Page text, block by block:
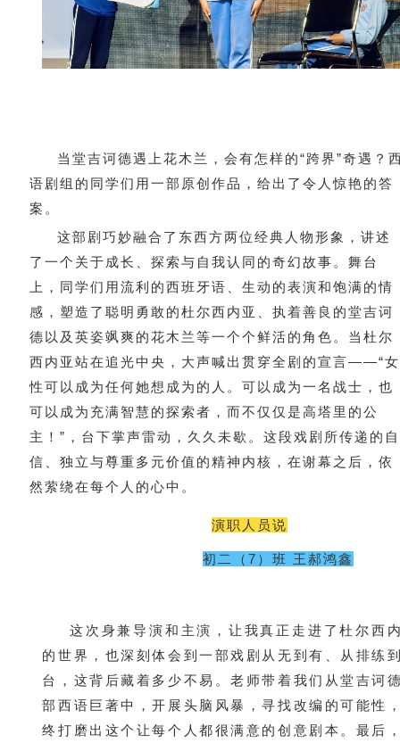
当堂吉诃德遇上花木兰，会有怎样的“跨界”奇遇？
语剧组的同学们用一部原创作品，给出了令人惊艳的答
案。
这部剧巧妙融合了东西方两位经典人物形象，讲述
了一个关于成长、探索与自我认同的奇幻故事。舞台
上，同学们用流利的西班牙语、生动的表演和饱满的情
感，塑造了聪明勇敢的杜尔西内亚、执着善良的堂吉诃
德以及英姿飒爽的花木兰等一个个鲜活的角色。当杜尔
西内亚站在追光中央，大声喊出贯穿全剧的宣言——“女
性可以成为任何她想成为的人。可以成为一名战士，也
可以成为充满智慧的探索者，而不仅仅是高塔里的公
主！”，台下掌声雷动，久久未歇。这段戏剧所传递的自
信、独立与尊重多元价值的精神内核，在谢幕之后，依
然萦绕在每个人的心中。
演职人员说
初二（7）班 王郝鸿鑫
这次身兼导演和主演，让我真正走进了杜尔西
的世界，也深刻体会到一部戏剧从无到有、从排练
台，这背后藏着多少不易。老师带着我们从堂吉诃
部西语巨著中，开展头脑风暴，寻找改编的可能性
终打磨出这个让每个人都很满意的创意剧本。最后